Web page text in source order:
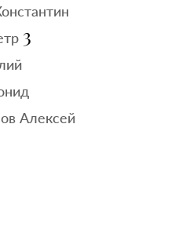
3
Алексей